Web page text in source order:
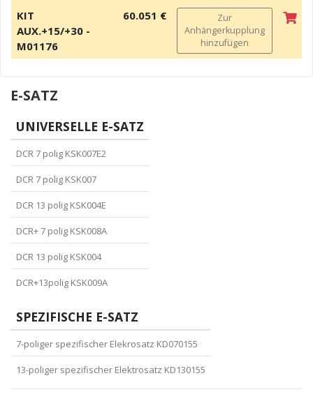
KIT
AUX.+15/+30 -
M01176
60.051 €
Zur
Anhängerkupplung
hinzufügen
E-SATZ
UNIVERSELLE E-SATZ
DCR 7 polig KSK007E2
DCR 7 polig KSK007
DCR 13 polig KSK004E
DCR+ 7 polig KSK008A
DCR 13 polig KSK004
DCR+13polig KSK009A
SPEZIFISCHE E-SATZ
7-poliger spezifischer Elekrosatz KD070155
13-poliger spezifischer Elektrosatz KD130155